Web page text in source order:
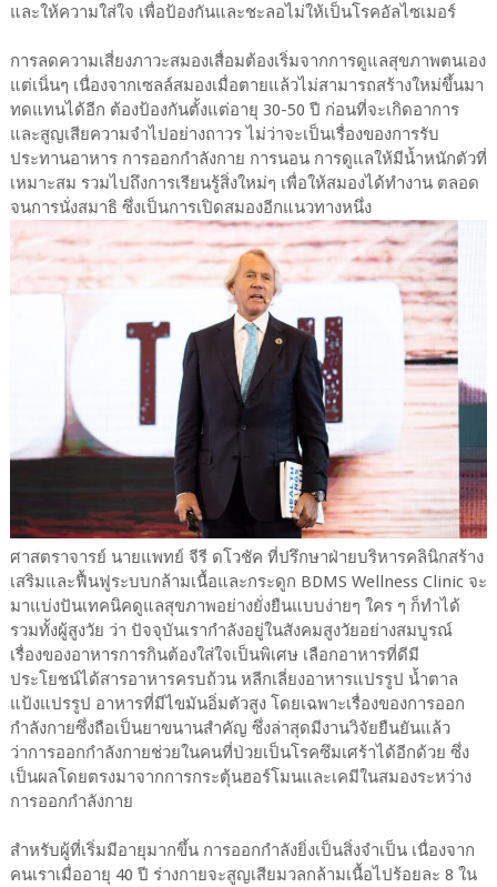
และให้ความใส่ใจ เพื่อป้องกันและชะลอไม่ให้เป็นโรคอัลไซเมอร์
การลดความเสี่ยงภาวะสมองเสื่อมต้องเริ่มจากการดูแลสุขภาพตนเอง
แต่เนิ่นๆ เนื่องจากเซลล์สมองเมื่อตายแล้วไม่สามารถสร้างใหม่ขึ้นมา
ทดแทนได้อีก ต้องป้องกันตั้งแต่อายุ 30-50 ปี ก่อนที่จะเกิดอาการ
และสูญเสียความจำไปอย่างถาวร ไม่ว่าจะเป็นเรื่องของการรับ
ประทานอาหาร การออกกำลังกาย การนอน การดูแลให้มีน้ำหนักตัวที่
เหมาะสม รวมไปถึงการเรียนรู้สิ่งใหม่ๆ เพื่อให้สมองได้ทำงาน ตลอด
จนการนั่งสมาธิ ซึ่งเป็นการเปิดสมองอีกแนวทางหนึ่ง
ศาสตราจารย์ นายแพทย์ จีรี ดโวชัค ที่ปรึกษาฝ่ายบริหารคลินิกสร้าง
เสริมและฟื้นฟูระบบกล้ามเนื้อและกระดูก BDMS Wellness Clinic จะ
มาแบ่งปันเทคนิคดูแลสุขภาพอย่างยั่งยืนแบบง่ายๆ ใคร ๆ ก็ทำได้
รวมทั้งผู้สูงวัย ว่า ปัจจุบันเรากำลังอยู่ในสังคมสูงวัยอย่างสมบูรณ์
เรื่องของอาหารการกินต้องใส่ใจเป็นพิเศษ เลือกอาหารที่ดีมี
ประโยชน์ได้สารอาหารครบถ้วน หลีกเลี่ยงอาหารแปรรูป น้ำตาล
แป้งแปรรูป อาหารที่มีไขมันอิ่มตัวสูง โดยเฉพาะเรื่องของการออก
กำลังกายซึ่งถือเป็นยาขนานสำคัญ ซึ่งล่าสุดมีงานวิจัยยืนยันแล้ว
ว่าการออกกำลังกายช่วยในคนที่ป่วยเป็นโรคซึมเศร้าได้อีกด้วย ซึ่ง
เป็นผลโดยตรงมาจากการกระตุ้นฮอร์โมนและเคมีในสมองระหว่าง
การออกกำลังกาย
สำหรับผู้ที่เริ่มมีอายุมากขึ้น การออกกำลังยิ่งเป็นสิ่งจำเป็น เนื่องจาก
คนเราเมื่ออายุ 40 ปี ร่างกายจะสูญเสียมวลกล้ามเนื้อไปร้อยละ 8 ใน